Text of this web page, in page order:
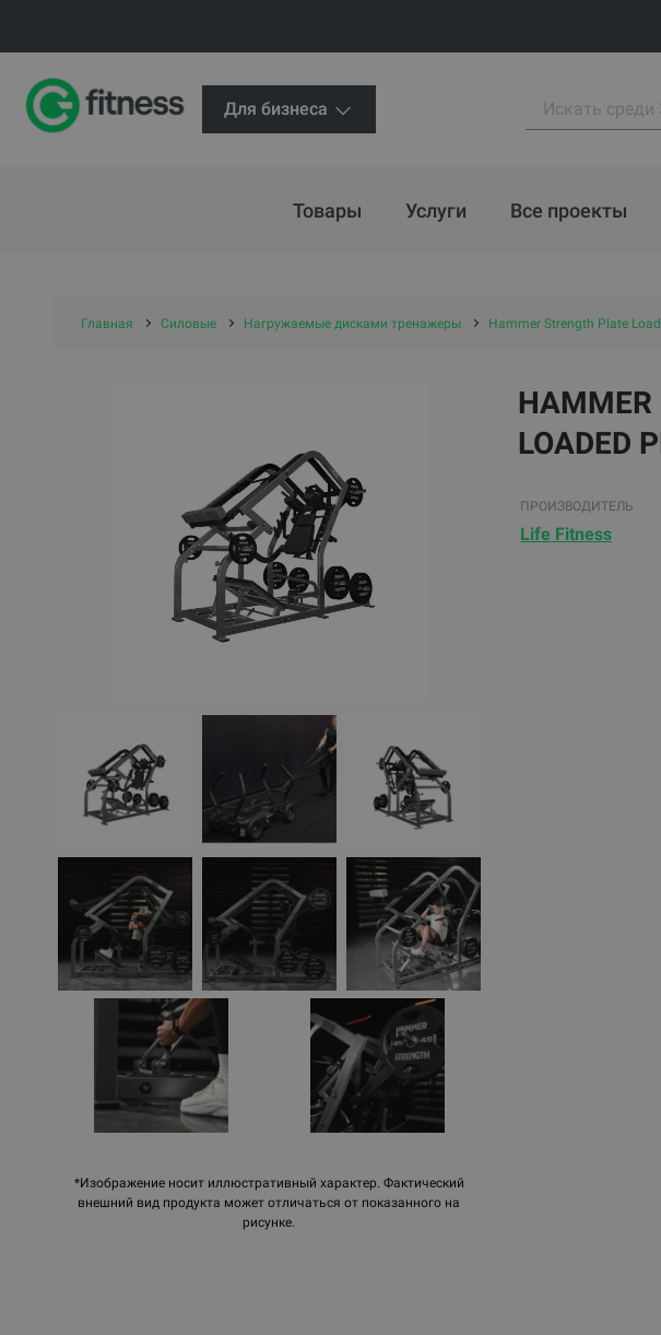
Для бизнеса
Товары Услуги Все проекты
Главная Силовые Нагружаемые дисками тренажеры Hammer Strength Plate
*Изображение носит иллюстративный характер. Фактический
внешний вид продукта может отличаться от показанного на
рисунке.
HAMMER
LOADED
ПРОИЗВОДИТЕЛЬ
Life Fitness